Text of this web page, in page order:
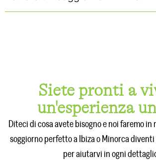
Siete pronti a
un'esperienza
Diteci di cosa avete bisogno e noi faremo in
soggiorno perfetto a Ibiza o Minorca
per aiutarvi in ogni